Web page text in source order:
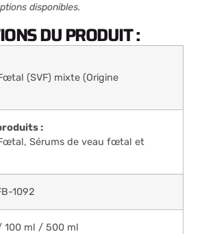
disponibles.
DU PRODUIT :
(SVF) mixte (Origine
:
, Sérums de veau fœtal et
1092
100 ml / 500 ml